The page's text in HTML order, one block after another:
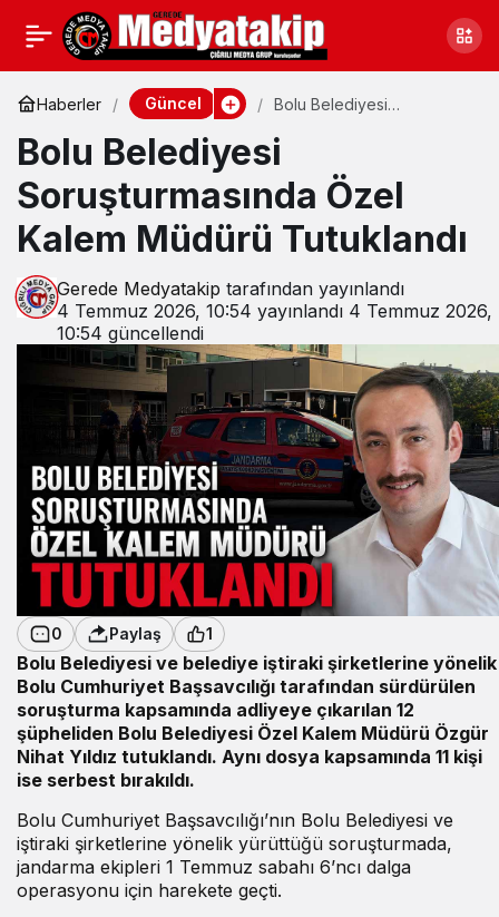
Haberler Güncel
Bolu Belediyesi
Müdürü Tutuklandı
Bolu Belediyesi
Soruşturmasında Özel
Kalem Müdürü Tutuklandı
Gerede Medyatakip tarafından yayınlandı
4 Temmuz 2026, 10:54 yayınlandı 4 Temmuz 2026,
10:54 güncellendi
0 Paylaş 1
Bolu Belediyesi ve belediye iştiraki şirketlerine yönelik
Bolu Cumhuriyet Başsavcılığı tarafından sürdürülen
soruşturma kapsamında adliyeye çıkarılan 12
şüpheliden Bolu Belediyesi Özel Kalem Müdürü Özgür
Nihat Yıldız tutuklandı. Aynı dosya kapsamında 11 kişi
ise serbest bırakıldı.
Bolu Cumhuriyet Başsavcılığı’nın Bolu Belediyesi ve
iştiraki şirketlerine yönelik yürüttüğü soruşturmada,
jandarma ekipleri 1 Temmuz sabahı 6’ncı dalga
operasyonu için harekete geçti.